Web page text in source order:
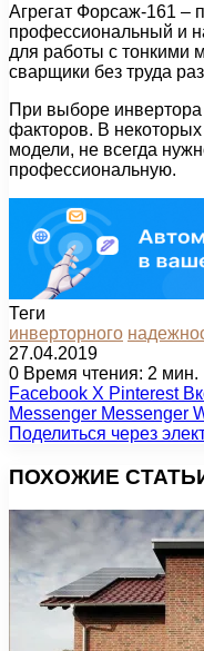
Агрегат Форсаж-161 –
профессиональный и
для работы с
сварщики без труда
При выборе
факторов. В некоторых
модели, не всегда
профессиональную.
Теги
инверторного
27.04.2019
0 Время чтения: 2 мин.
Facebook X Pinterest
Messenger Messenger
Поделиться через
ПОХОЖИЕ